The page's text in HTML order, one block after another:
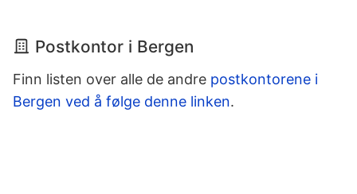
Postkontor i Bergen
Finn listen over alle de andre postkontorene i
Bergen ved å følge denne linken.